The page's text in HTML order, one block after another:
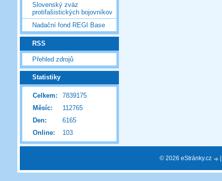
Slovenský zväz
protifašistických bojovníkov
Nadační fond REGI Base
RSS
Přehled zdrojů
Statistiky
Online: 103
Celkem:
7839175
Měsíc:
112765
Den:
6165
© 2026 eStránky.cz